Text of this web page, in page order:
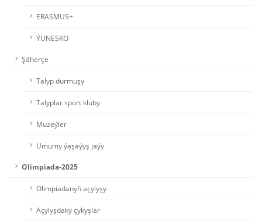
ERASMUS+
ÝUNESKO
Şäherçe
Talyp durmuşy
Talyplar sport kluby
Muzeýler
Umumy ýaşaýyş jaýy
Olimpiada-2025
Olimpiadanyň açylyşy
Açylyşdaky çykyşlar